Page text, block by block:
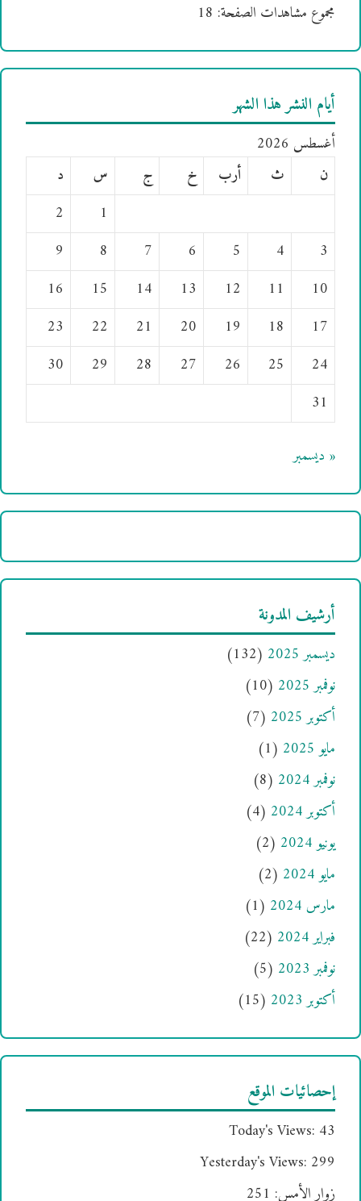
مجموع مشاهدات الصفحة: 18
أيام النشر هذا الشهر
أغسطس 2026
ن
ث أرب خ ج س
د
1
2
3
4
5
6
7
8
9
10
11
12
13
14
15
16
17
18
19
20
21
22
23
24
25
26
27
28
29
30
31
« ديسمبر
أرشيف المدونة
ديسمبر 2025
(132)
نوفمبر 2025
(10)
أكتوبر 2025
(7)
مايو 2025
(1)
نوفمبر 2024
(8)
أكتوبر 2024
(4)
يونيو 2024
(2)
مايو 2024
(2)
مارس 2024
(1)
فبراير 2024
(22)
نوفمبر 2023
(5)
أكتوبر 2023
(15)
إحصائيات الموقع
Today's Views: 43
Yesterday's Views: 299
زوار الأمس: 251